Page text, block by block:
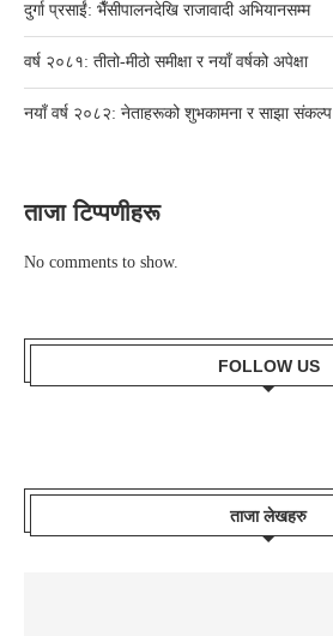
दुर्गा प्रसाईं: भैँसीपालनदेखि राजावादी अभियानसम्म
वर्ष २०८१: तीतो-मीठो समीक्षा र नयाँ वर्षको अपेक्षा
नयाँ वर्ष २०८२: नेताहरूको शुभकामना र साझा संकल्प
ताजा टिप्पणीहरू
No comments to show.
FOLLOW US
ताजा लेखहरु